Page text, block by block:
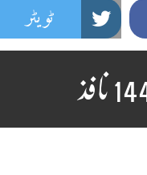
ٹویٹر